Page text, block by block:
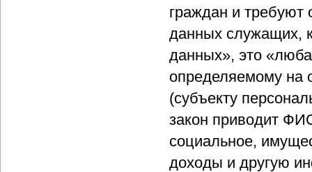
граждан и требуют
данных служащих,
данных», это
определяемому на
(субъекту
закон приводит
социальное,
доходы и другую